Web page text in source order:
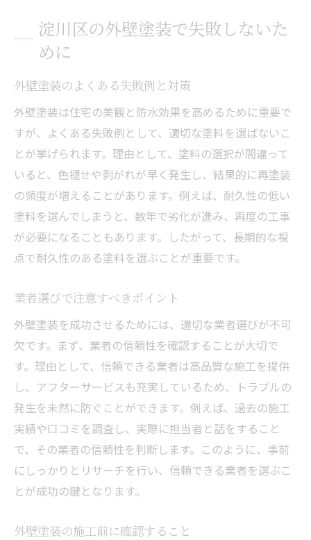
淀川区の外壁塗装で失敗しないた
めに
外壁塗装のよくある失敗例と対策
外壁塗装は住宅の美観と防水効果を高めるために重要で
すが、よくある失敗例として、適切な塗料を選ばないこ
とが挙げられます。理由として、塗料の選択が間違って
いると、色褪せや剥がれが早く発生し、結果的に再塗装
の頻度が増えることがあります。例えば、耐久性の低い
塗料を選んでしまうと、数年で劣化が進み、再度の工事
が必要になることもあります。したがって、長期的な視
点で耐久性のある塗料を選ぶことが重要です。
業者選びで注意すべきポイント
外壁塗装を成功させるためには、適切な業者選びが不可
欠です。まず、業者の信頼性を確認することが大切で
す。理由として、信頼できる業者は高品質な施工を提供
し、アフターサービスも充実しているため、トラブルの
発生を未然に防ぐことができます。例えば、過去の施工
実績や口コミを調査し、実際に担当者と話をすること
で、その業者の信頼性を判断します。このように、事前
にしっかりとリサーチを行い、信頼できる業者を選ぶこ
とが成功の鍵となります。
外壁塗装の施工前に確認すること